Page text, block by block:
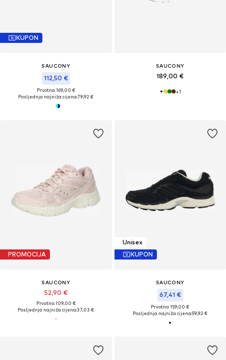
KUPON
SAUCONY
112,50 €
Prvotno: 169,00 €
Posljednja najniža cijena:79,92 €
SAUCONY
189,00 €
+1
PROMOCIJA
SAUCONY
52,90 €
Prvotno: 109,00 €
Posljednja najniža cijena:37,03 €
Unisex
KUPON
SAUCONY
67,41 €
Prvotno: 159,00 €
Posljednja najniža cijena:59,92 €